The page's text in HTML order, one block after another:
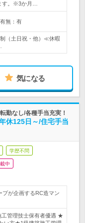
す。※3か月…
無：有
（土日祝・他）≪休暇
気になる
勤なし/各種手当充実！
休125日～/住宅手当
学歴不問
中
プが企画するRC造マン
管理技士保有者優遇 ★